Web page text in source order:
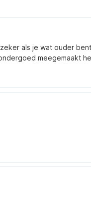
als je wat ouder
meegemaakt